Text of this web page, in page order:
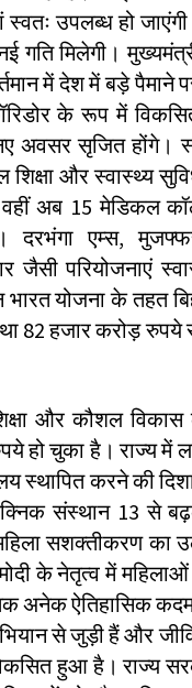
उपलब्ध हो
गति मिलेगी।
में देश में बड़े पैमाने
के रूप में
अवसर सृजित होंगे।
शिक्षा और स्वास्थ्य
अब 15 मेडिकल
दरभंगा एम्स,
जैसी परियोजनाएं
भारत योजना के तहत
82 हजार करोड़
और कौशल विकास
हो चुका है। राज्य में
स्थापित करने की
संस्थान 13 से
सशक्तीकरण का
के नेतृत्व में
अनेक ऐतिहासिक
से जुड़ी हैं और
हुआ है। राज्य